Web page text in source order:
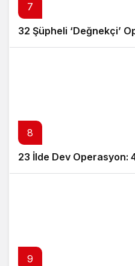
7
32 Şüpheli ‘Değnekçi’
8
23 İlde Dev Operasyon:
9